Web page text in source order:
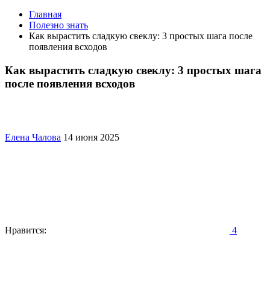
Главная
Полезно знать
Как вырастить сладкую свеклу: 3 простых шага после
появления всходов
Как вырастить сладкую свеклу: 3 простых шага
после появления всходов
Елена Чалова 14 июня 2025
Нравится: 4